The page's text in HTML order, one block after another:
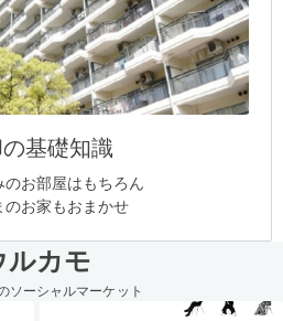
基礎知識
のお部屋はもちろん
のお家もおまかせ
ルカモ
ソーシャルマーケット